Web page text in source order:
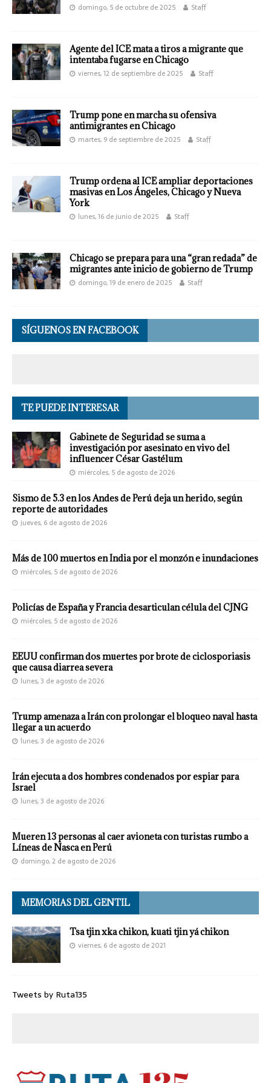
domingo, 5 de octubre de 2025 Staff
Agente del ICE mata a tiros a migrante que
intentaba fugarse en Chicago
viernes, 12 de septiembre de 2025 Staff
Trump pone en marcha su ofensiva
antimigrantes en Chicago
martes, 9 de septiembre de 2025 Staff
Trump ordena al ICE ampliar deportaciones
masivas en Los Ángeles, Chicago y Nueva
York
lunes, 16 de junio de 2025 Staff
Chicago se prepara para una “gran redada” de
migrantes ante inicio de gobierno de Trump
domingo, 19 de enero de 2025 Staff
SÍGUENOS EN FACEBOOK
TE PUEDE INTERESAR
Gabinete de Seguridad se suma a
investigación por asesinato en vivo del
influencer César Gastélum
miércoles, 5 de agosto de 2026
Sismo de 5.3 en los Andes de Perú deja un herido, según
reporte de autoridades
jueves, 6 de agosto de 2026
Más de 100 muertos en India por el monzón e inundaciones
miércoles, 5 de agosto de 2026
Policías de España y Francia desarticulan célula del CJNG
miércoles, 5 de agosto de 2026
EEUU confirman dos muertes por brote de ciclosporiasis
que causa diarrea severa
lunes, 3 de agosto de 2026
Trump amenaza a Irán con prolongar el bloqueo naval hasta
llegar a un acuerdo
lunes, 3 de agosto de 2026
Irán ejecuta a dos hombres condenados por espiar para
Israel
lunes, 3 de agosto de 2026
Mueren 13 personas al caer avioneta con turistas rumbo a
Líneas de Nasca en Perú
domingo, 2 de agosto de 2026
MEMORIAS DEL GENTIL
Tsa tjin xka chikon, kuati tjin yá chikon
viernes, 6 de agosto de 2021
Tweets by Ruta135